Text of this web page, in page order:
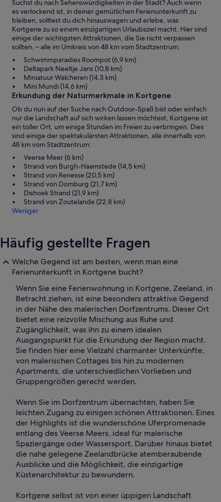
Suchst du nach Sehenswürdigkeiten in der Stadt? Auch wenn
es verlockend ist, in deiner gemütlichen Ferienunterkunft zu
bleiben, solltest du dich hinauswagen und erlebe, was
Kortgene zu so einem einzigartigen Urlaubsziel macht. Hier sind
einige der wichtigsten Attraktionen, die Sie nicht verpassen
sollten, – alle im Umkreis von 48 km vom Stadtzentrum:
Schwimmparadies Roompot (6,9 km)
Deltapark Neeltje Jans (10,8 km)
Miniatuur Walcheren (14,3 km)
Mini Mundi (14,6 km)
Erkundung der Naturmerkmale in Kortgene
Ob du nun auf der Suche nach Outdoor-Spaß bist oder einfach
nur die Landschaft auf sich wirken lassen möchtest, Kortgene ist
ein toller Ort, um einige Stunden im Freien zu verbringen. Dies
sind einige der spektakulärsten Attraktionen, alle innerhalb von
48 km vom Stadtzentrum:
Veerse Meer (6 km)
Strand von Burgh-Haamstede (14,5 km)
Strand von Renesse (20,5 km)
Strand von Domburg (21,7 km)
Dishoek Strand (21,9 km)
Strand von Zoutelande (22,8 km)
Weniger
Häufig gestellte Fragen
Welche Gegend ist am besten, wenn man eine
Ferienunterkunft in Kortgene bucht?
Wenn Sie eine Ferienwohnung in Kortgene, Zeeland, in
Betracht ziehen, ist eine besonders attraktive Gegend
in der Nähe des malerischen Dorfzentrums. Dieser Ort
bietet eine reizvolle Mischung aus Ruhe und
Zugänglichkeit, was ihn zu einem idealen
Ausgangspunkt für die Erkundung der Region macht.
Sie finden hier eine Vielzahl charmanter Unterkünfte,
von malerischen Cottages bis hin zu modernen
Apartments, die unterschiedlichen Vorlieben und
Gruppengrößen gerecht werden.
Wenn Sie im Dorfzentrum übernachten, haben Sie
leichten Zugang zu einigen schönen Attraktionen. Eines
der Highlights ist die wunderschöne Uferpromenade
entlang des Veerse Meers, ideal für malerische
Spaziergänge oder Wassersport. Darüber hinaus bietet
die nahe gelegene Zeelandbrücke atemberaubende
Ausblicke und die Möglichkeit, die einzigartige
Küstenarchitektur zu bewundern.
Kortgene selbst ist von einer üppigen Landschaft